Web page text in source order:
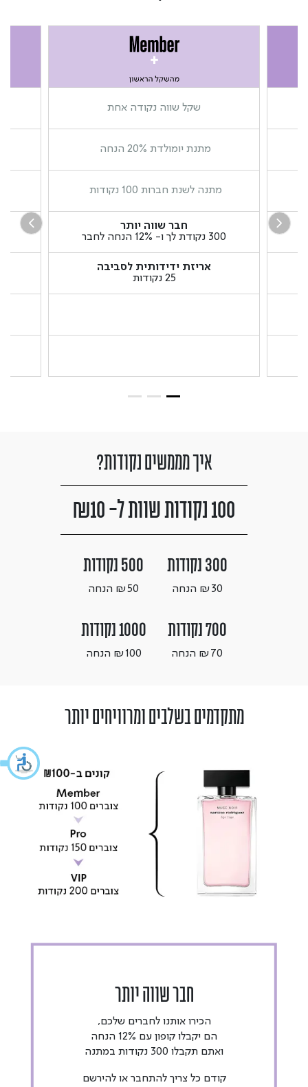
שקל שווה נקודה אחת
מתנת יומולדת 20% הנחה
מתנה לשנת חברות 100 נקודות
חבר שווה יותר
300 נקודת לך ו- 12% הנחה לחבר
אריזת ידידותית לסביבה
25 נקודות
איך מממשים נקודות?
100 נקודות שוות ל- ₪10
300 נקודות
₪30 הנחה
500 נקודות
₪50 הנחה
700 נקודות
₪70 הנחה
1000 נקודות
₪100 הנחה
מתקדמים בשלבים ומרוויחים יותר
חבר שווה יותר
קודם כל צריך להתחבר או להירשם
הכירו אותנו לחברים שלכם,
הם יקבלו קופון עם 12% הנחה
ואתם תקבלו 300 נקודות במתנה